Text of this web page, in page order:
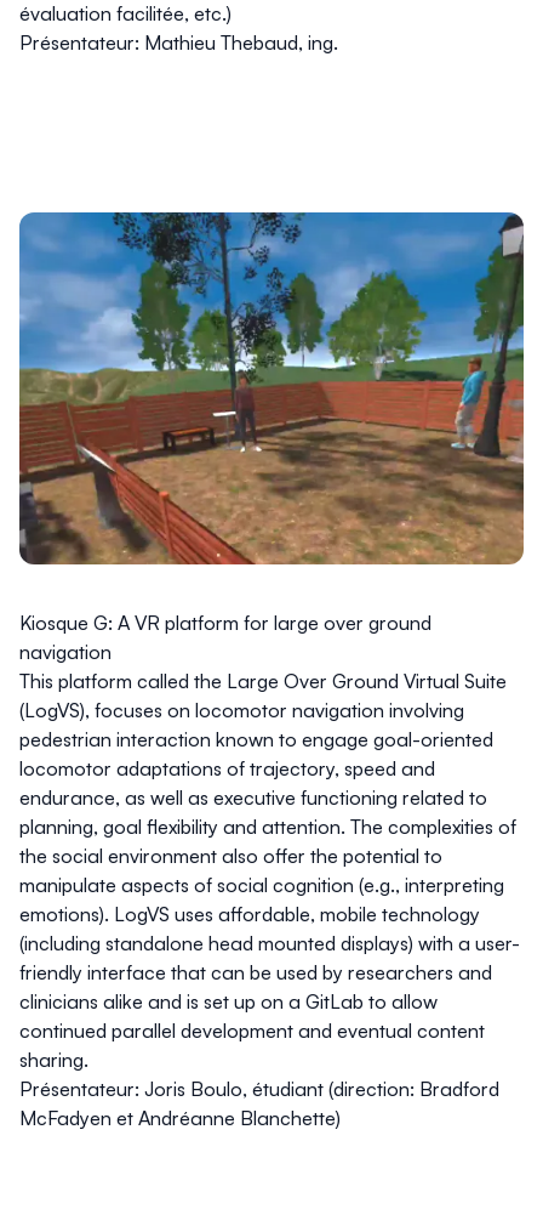
évaluation facilitée, etc.)
Présentateur: Mathieu Thebaud, ing.
Kiosque G: A VR platform for large over ground
navigation
This platform called the Large Over Ground Virtual Suite
(LogVS), focuses on locomotor navigation involving
pedestrian interaction known to engage goal-oriented
locomotor adaptations of trajectory, speed and
endurance, as well as executive functioning related to
planning, goal flexibility and attention. The complexities of
the social environment also offer the potential to
manipulate aspects of social cognition (e.g., interpreting
emotions). LogVS uses affordable, mobile technology
(including standalone head mounted displays) with a user-
friendly interface that can be used by researchers and
clinicians alike and is set up on a GitLab to allow
continued parallel development and eventual content
sharing.
Présentateur: Joris Boulo, étudiant (direction: Bradford
McFadyen et Andréanne Blanchette)